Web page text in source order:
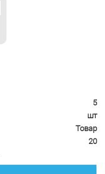
5
шт
Товар
20